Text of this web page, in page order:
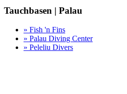
Tauchbasen | Palau
» Fish 'n Fins
» Palau Diving Center
» Peleliu Divers